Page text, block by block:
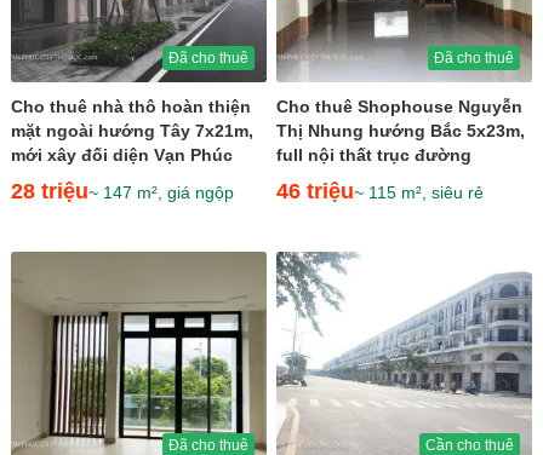
Đã cho thuê
Cho thuê nhà thô hoàn thiện
mặt ngoài hướng Tây 7x21m,
mới xây đối diện Vạn Phúc
Center giá 28 triệu
28 triệu~ 147 m², giá ngộp
Đã cho thuê
Cho thuê Shophouse Nguyễn
Thị Nhung hướng Bắc 5x23m,
full nội thất trục đường
thương mại giá 46 triệu
46 triệu~ 115 m², siêu rẻ
Đã cho thuê Cần cho thuê